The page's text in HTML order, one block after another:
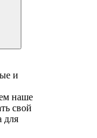
и
наше
свой
для